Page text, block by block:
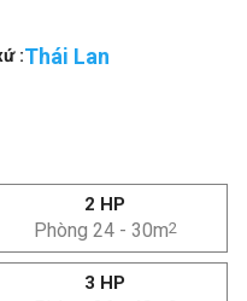
:Thái Lan
2 HP
Phòng 24 - 30m2
3 HP